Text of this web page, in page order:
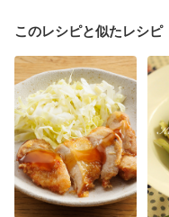
このレシピと似たレシピ